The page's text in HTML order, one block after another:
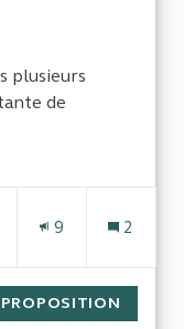
plusieurs
de
sociale
9 2